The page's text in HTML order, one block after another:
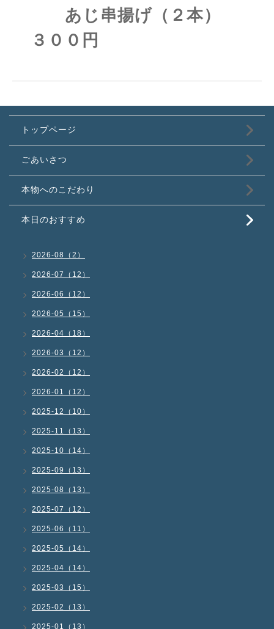
あじ串揚げ（２本）
３００円
トップページ
ごあいさつ
本物へのこだわり
本日のおすすめ
2026-08（2）
2026-07（12）
2026-06（12）
2026-05（15）
2026-04（18）
2026-03（12）
2026-02（12）
2026-01（12）
2025-12（10）
2025-11（13）
2025-10（14）
2025-09（13）
2025-08（13）
2025-07（12）
2025-06（11）
2025-05（14）
2025-04（14）
2025-03（15）
2025-02（13）
2025-01（13）